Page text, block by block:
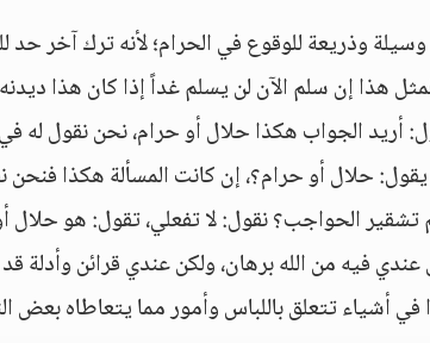
وذريعة للوقوع في الحرام؛ لأنه ترك آخر حد
هذا إن سلم الآن لن يسلم غداً إذا كان هذا
أريد الجواب هكذا حلال أو حرام، نحن نقول له
يقول: حلال أو حرام؟، إن كانت المسألة هكذا
تشقير الحواجب؟ نقول: لا تفعلي، تقول: هو حلال
عندي فيه من الله برهان، ولكن عندي قرائن وأدلة
أشياء تتعلق باللباس وأمور مما يتعاطاه بعض